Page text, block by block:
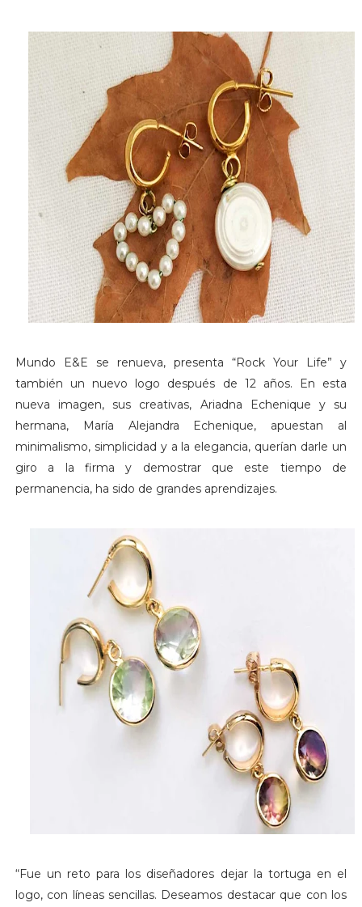
Mundo E&E se renueva, presenta “Rock Your Life” y
también un nuevo logo después de 12 años. En esta
nueva imagen, sus creativas, Ariadna Echenique y su
hermana, María Alejandra Echenique, apuestan al
minimalismo, simplicidad y a la elegancia, querían darle un
giro a la firma y demostrar que este tiempo de
permanencia, ha sido de grandes aprendizajes.
“Fue un reto para los diseñadores dejar la tortuga en el
logo, con líneas sencillas. Deseamos destacar que con los